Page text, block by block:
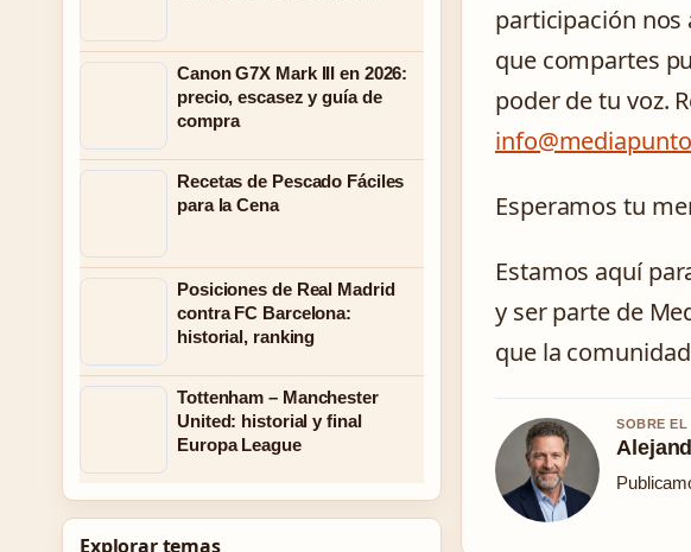
participación nos
que compartes
poder de tu voz.
Esperamos tu
Estamos aquí
y ser parte de
que la
SOBRE EL
Canon G7X Mark III en 2026:
precio, escasez y guía de
compra
Recetas de Pescado Fáciles
para la Cena
Posiciones de Real Madrid
contra FC Barcelona:
historial, ranking
Tottenham – Manchester
United: historial y final
Europa League
Explorar temas